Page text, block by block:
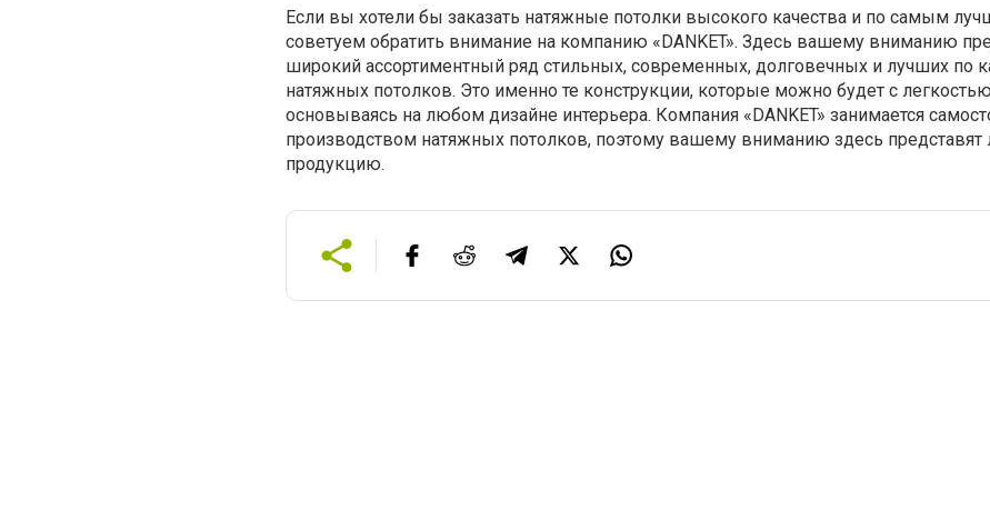
Если вы хотели бы заказать натяжные потолки высокого качества и по самым
советуем обратить внимание на компанию «DANKET». Здесь вашему вниманию
широкий ассортиментный ряд стильных, современных, долговечных и лучших по
натяжных потолков. Это именно те конструкции, которые можно будет с
основываясь на любом дизайне интерьера. Компания «DANKET» занимается
производством натяжных потолков, поэтому вашему вниманию здесь
продукцию.